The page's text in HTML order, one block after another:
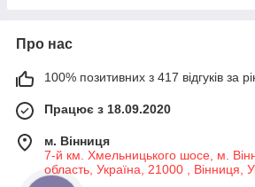
Про нас
100% позитивних з 417 відгуків за
Працює з 18.09.2020
м. Вінниця
7-й км. Хмельницького шосе, м.
область, Україна, 21000 , Вінниця,